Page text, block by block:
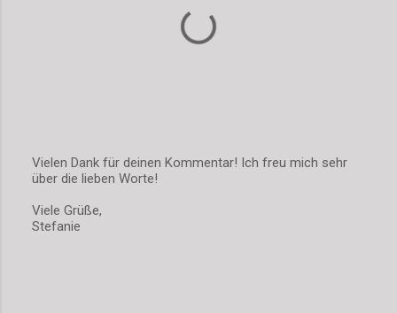
K
m
m
Vielen Dank für deinen Kommentar! Ich freu mich sehr
über die lieben Worte!
Viele Grüße,
Stefanie